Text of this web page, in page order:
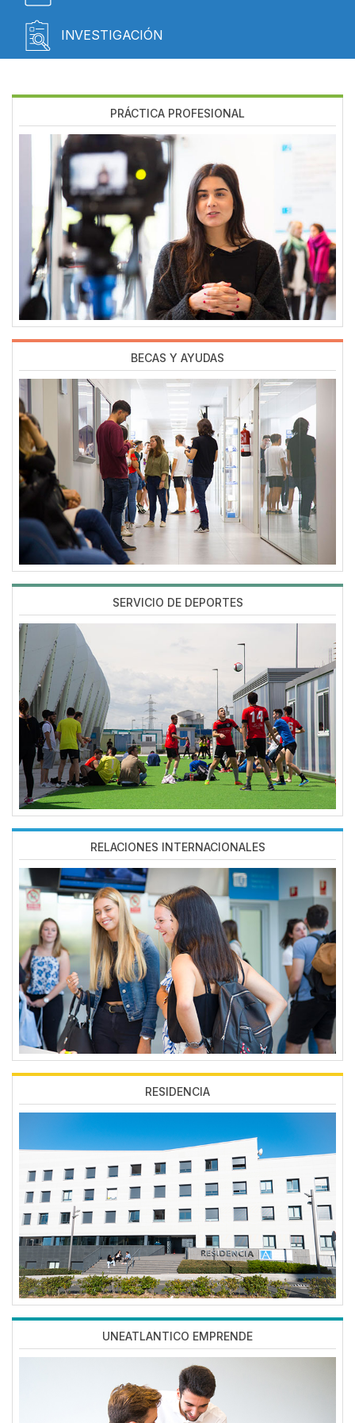
INVESTIGACIÓN
PRÁCTICA PROFESIONAL
Imagen
BECAS Y AYUDAS
Imagen
SERVICIO DE DEPORTES
Imagen
RELACIONES INTERNACIONALES
Imagen
RESIDENCIA
Imagen
UNEATLANTICO EMPRENDE